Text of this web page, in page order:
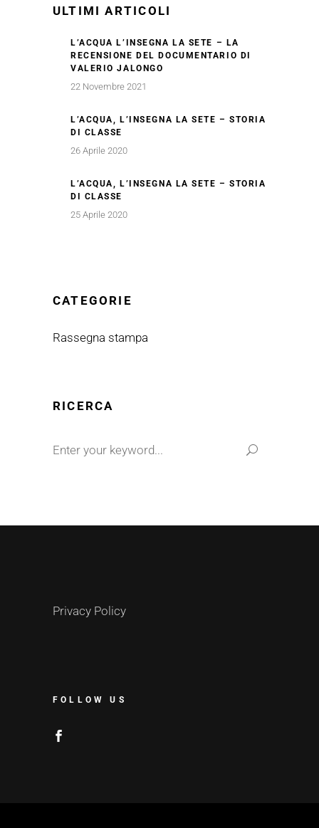
ULTIMI ARTICOLI
L’ACQUA L’INSEGNA LA SETE – LA
RECENSIONE DEL DOCUMENTARIO DI
VALERIO JALONGO
22 Novembre 2021
L’ACQUA, L’INSEGNA LA SETE – STORIA
DI CLASSE
26 Aprile 2020
L’ACQUA, L’INSEGNA LA SETE – STORIA
DI CLASSE
25 Aprile 2020
CATEGORIE
Rassegna stampa
RICERCA
Privacy Policy
FOLLOW US